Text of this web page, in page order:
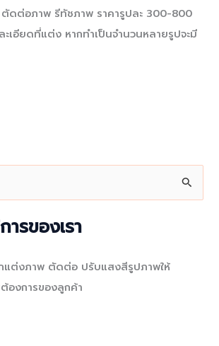
ตัดต่อภาพ รีทัชภาพ ราคารูปละ 300-800
เอียดที่แต่ง หากทำเป็นจำนวนหลายรูปจะมี
รของเรา
แต่งภาพ ตัดต่อ ปรับแสงสีรูปภาพให้
องการของลูกค้า